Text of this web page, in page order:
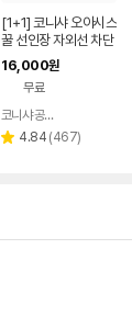
[1+1] 코니샤 오아시스
꿀 선인장 자외선 차단
보습립밤 3.3g / SPF
13
16,000원
무료
페이
코니샤 공식스토어
별 4.84 리
(467)